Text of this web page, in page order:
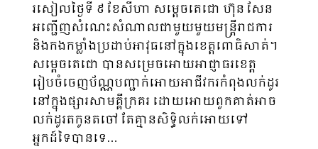
រសៀលថ្ងៃទី ៩ ខែសីហា សម្តេចតេជោ ហ៊ុន សែន
អញ្ជើញសំណេះសំណាល​ជាមួយ​មួយ​មន្ត្រីរាជការ
និង​កង​កម្លាំងប្រដាប់អាវុធនៅក្នុងខេត្តពោធិសាត់។
សម្ដេចតេជោ បានសម្រេចអោយអាជ្ញាធរ​ខេត្ត​
រៀបចំចេញ​ប័ណ្ណ​បញ្ជាក់អោយអាជីវករកំពុង​លក់ដូរ​
នៅក្នុងផ្សារសាមគ្គីក្រគរ ដោយអោយពួកគាត់អាច
លក់ដូរ​តកូនត​ចៅ តែគ្មានសិទ្ធិលក់អោយទៅ​
អ្នកដ៍ទៃបានទេ…